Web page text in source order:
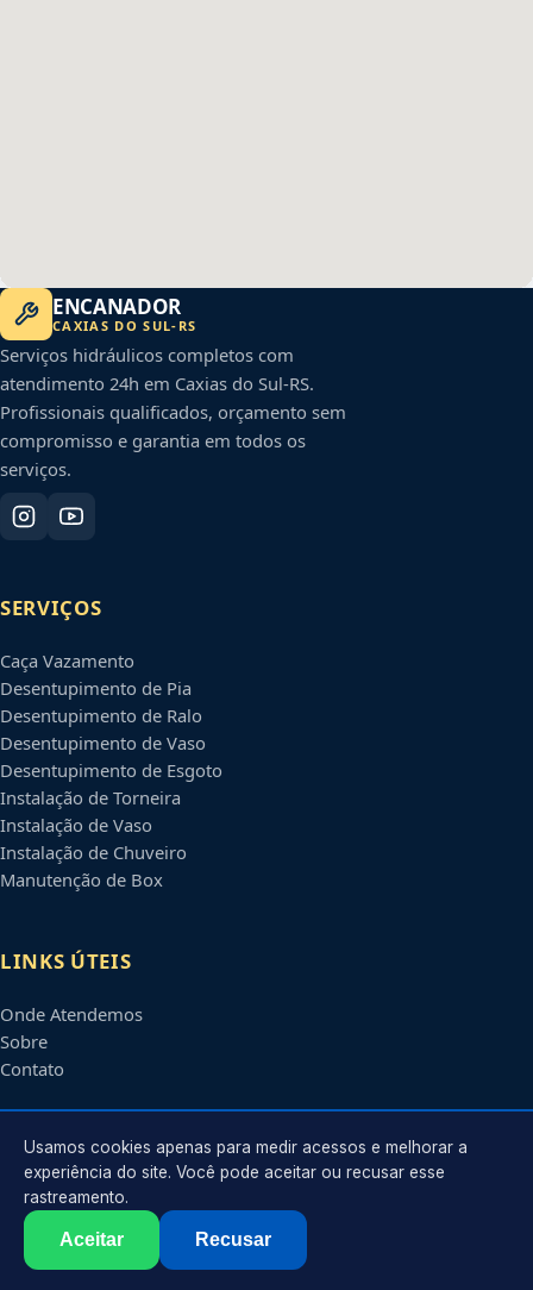
ENCANADOR
CAXIAS DO SUL- RS
Serviços hidráulicos completos com
atendimento 24h em Caxias do Sul-RS.
Profissionais qualificados, orçamento sem
compromisso e garantia em todos os
serviços.
SERVIÇOS
Caça Vazamento
Desentupimento de Pia
Desentupimento de Ralo
Desentupimento de Vaso
Desentupimento de Esgoto
Instalação de Torneira
Instalação de Vaso
Instalação de Chuveiro
Manutenção de Box
LINKS ÚTEIS
Onde Atendemos
Sobre
Contato
CONTATO
Atendimento em
contato@encanadorescaxiasdosul.com.br
2026 Encanador emCaxias do Sul
. Todos os direitos reservados.
Usamos cookies apenas para medir acessos e melhorar a
experiência do site. Você pode aceitar ou recusar esse
rastreamento.
Aceitar Recusar